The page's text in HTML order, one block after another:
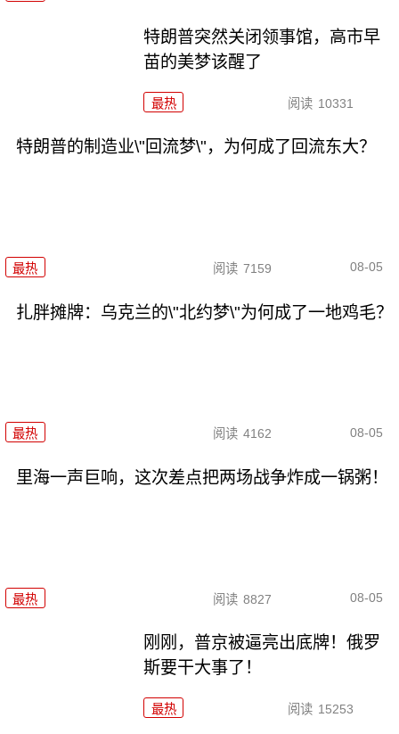
特朗普突然关闭领事馆，高市早
苗的美梦该醒了
最热 阅读 10331
特朗普的制造业\"回流梦\"，为何成了回流东大？
最热 阅读 7159 08-05
扎胖摊牌：乌克兰的\"北约梦\"为何成了一地鸡毛？
最热 阅读 4162 08-05
里海一声巨响，这次差点把两场战争炸成一锅粥！
最热 阅读 8827 08-05
刚刚，普京被逼亮出底牌！俄罗
斯要干大事了！
最热 阅读 15253